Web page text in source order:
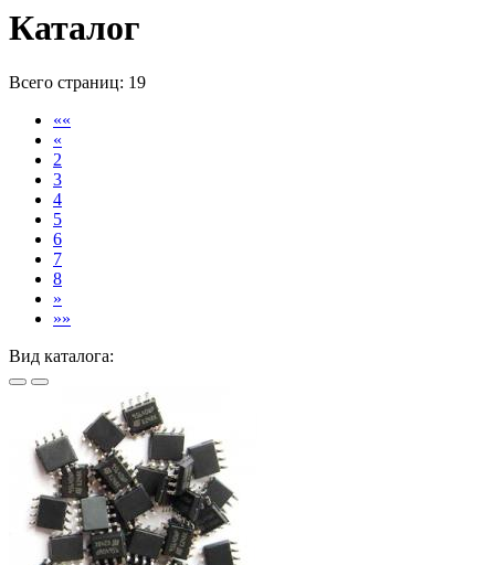
Каталог
Всего страниц: 19
««
«
2
3
4
5
6
7
8
»
»»
Вид каталога: